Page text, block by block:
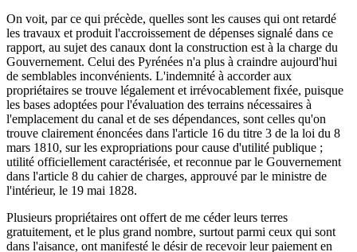
On voit, par ce qui précède, quelles sont les causes qui ont retardé
les travaux et produit l'accroissement de dépenses signalé dans ce
rapport, au sujet des canaux dont la construction est à la charge du
Gouvernement. Celui des Pyrénées n'a plus à craindre aujourd'hui
de semblables inconvénients. L'indemnité à accorder aux
propriétaires se trouve légalement et irrévocablement fixée, puisque
les bases adoptées pour l'évaluation des terrains nécessaires à
l'emplacement du canal et de ses dépendances, sont celles qu'on
trouve clairement énoncées dans l'article 16 du titre 3 de la loi du 8
mars 1810, sur les expropriations pour cause d'utilité publique ;
utilité officiellement caractérisée, et reconnue par le Gouvernement
dans l'article 8 du cahier de charges, approuvé par le ministre de
l'intérieur, le 19 mai 1828.
Plusieurs propriétaires ont offert de me céder leurs terres
gratuitement, et le plus grand nombre, surtout parmi ceux qui sont
dans l'aisance, ont manifesté le désir de recevoir leur paiement en